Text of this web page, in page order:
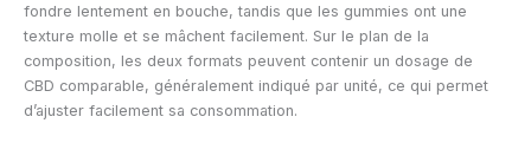
fondre lentement en bouche, tandis que les gummies ont une
texture molle et se mâchent facilement. Sur le plan de la
composition, les deux formats peuvent contenir un dosage de
CBD comparable, généralement indiqué par unité, ce qui permet
d’ajuster facilement sa consommation.